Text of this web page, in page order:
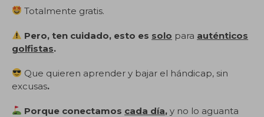
Totalmente gratis.
Pero, ten cuidado, esto es solo para auténticos
golfistas.
Que quieren aprender y bajar el hándicap, sin
excusas.
Porque conectamos cada día,y no lo aguanta